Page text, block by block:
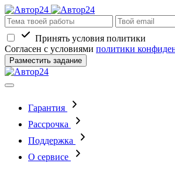
Принять условия политики
Согласен с условиями политики
Разместить задание
Гарантия
Рассрочка
Поддержка
О сервисе